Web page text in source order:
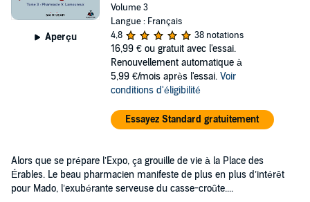
Aperçu
Volume 3
Langue : Français
4,8
38 notations
16,99 € ou gratuit avec l'essai.
Renouvellement automatique à
5,99 €/mois après l'essai. Voir
conditions d'éligibilité
Essayez Standard gratuitement
Alors que se prépare l’Expo, ça grouille de vie à la Place des
Érables. Le beau pharmacien manifeste de plus en plus d’intérêt
pour Mado, l’exubérante serveuse du casse-croûte....